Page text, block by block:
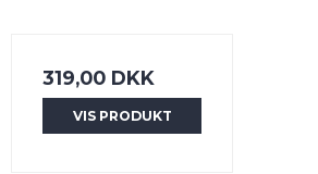
319,00 DKK
VIS PRODUKT